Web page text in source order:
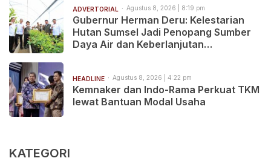
ADVERTORIAL Agustus 8, 2026 | 8:19 pm
Gubernur Herman Deru: Kelestarian
Hutan Sumsel Jadi Penopang Sumber
Daya Air dan Keberlanjutan
HEADLINE Agustus 8, 2026 | 4:22 pm
Kemnaker dan Indo-Rama Perkuat TKM
lewat Bantuan Modal Usaha
KATEGORI